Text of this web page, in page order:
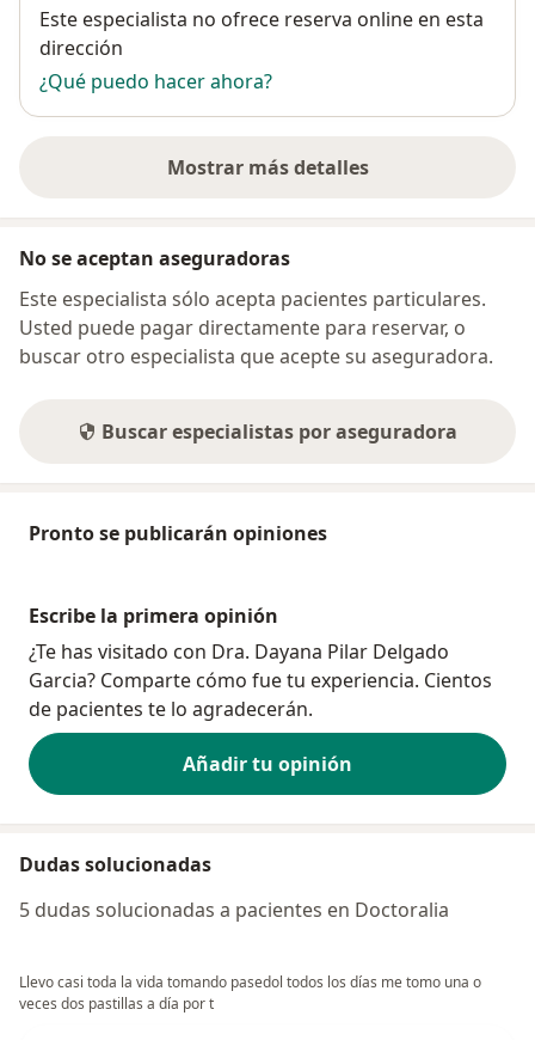
Disponibilidad
Este especialista no ofrece reserva online en esta
dirección
¿Qué puedo hacer ahora?
Mostrar más detalles
sobre la dirección
No se aceptan aseguradoras
Este especialista sólo acepta pacientes particulares.
Usted puede pagar directamente para reservar, o
buscar otro especialista que acepte su aseguradora.
Buscar especialistas por aseguradora
Pronto se publicarán opiniones
Escribe la primera opinión
¿Te has visitado con Dra. Dayana Pilar Delgado
Garcia? Comparte cómo fue tu experiencia. Cientos
de pacientes te lo agradecerán.
Añadir tu opinión
Dudas solucionadas
5 dudas solucionadas a pacientes en Doctoralia
Llevo casi toda la vida tomando pasedol todos los días me tomo una o
veces dos pastillas a día por t